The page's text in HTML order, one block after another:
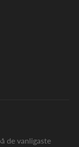
de vanligaste